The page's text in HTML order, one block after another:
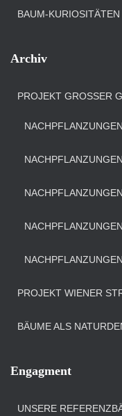
BAUM-KURIOSITÄTEN
Archiv
PROJEKT GROSSER
PROJEKT WIENER
BÄUME ALS
Engagment
UNSERE